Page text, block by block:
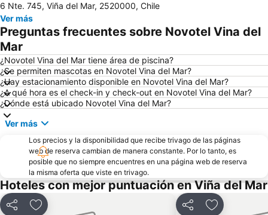
Cerro Alegre
Valparaíso Sporting Club
Jardín Botánico
Festival Internacional de la Canción
Parque Reloj de Flores
Plaza Sotomayor
Playa Acapulco
Teatro Municipal
Playa Cochoa
Miramar
Plaza José Francisco Vergara
Playa el Sol
Caleta Abarca
Puerto de Valparaiso
Club Viña del Mar
Aeropuerto Viña del Mar
Laguna Sausalito
Casa Museo de Pablo Neruda
Las Salinas
Iglesia Santa Teresita
Plaza Libertador Bernardo OHiggins
Arco Británico
6 Nte. 745, Viña del Mar, 2520000, Chile
Ver más
Preguntas frecuentes sobre Novotel Vina del
Mar
¿Novotel Vina del Mar tiene área de piscina?
¿Se permiten mascotas en Novotel Vina del Mar?
¿Hay estacionamiento disponible en Novotel Vina del Mar?
¿A qué hora es el check-in y check-out en Novotel Vina del Mar?
¿Dónde está ubicado Novotel Vina del Mar?
Ver más
Los precios y la disponibilidad que recibe trivago de las páginas
web de reserva cambian de manera constante. Por lo tanto, es
posible que no siempre encuentres en una página web de reserva
la misma oferta que viste en trivago.
Hoteles con mejor puntuación en Viña del Mar
CompartirAgregar a favoritos CompartirAgregar a